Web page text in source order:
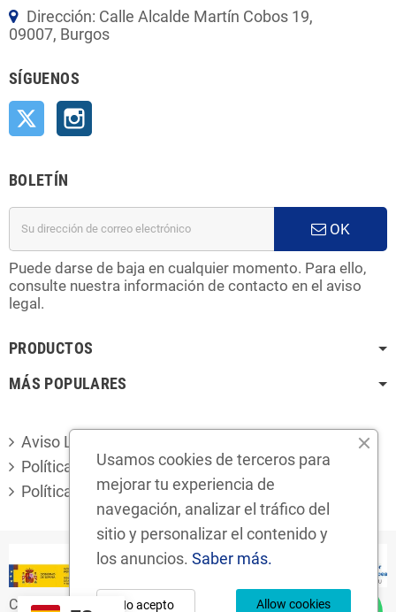
Dirección: Calle Alcalde Martín Cobos 19,
09007, Burgos
SÍGUENOS
Twitter
BOLETÍN
OK
Puede darse de baja en cualquier momento. Para ello,
consulte nuestra información de contacto en el aviso
legal.
PRODUCTOS
MÁS POPULARES
Aviso Legal
Política de privacidad
Política de cookies
Copyright © 2024 Desguaces Foro S.L.
Usamos cookies de terceros para
mejorar tu experiencia de
navegación, analizar el tráfico del
sitio y personalizar el contenido y
los anuncios. Saber más.
Allow cookies
No acepto